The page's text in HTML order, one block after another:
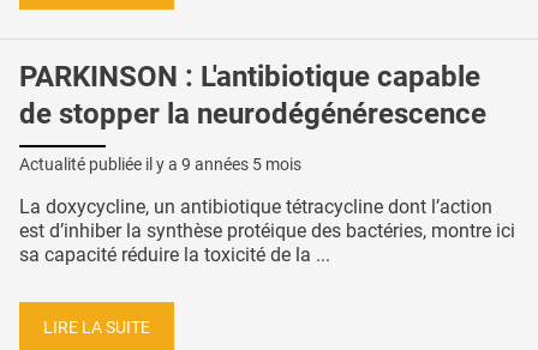
PARKINSON : L'antibiotique capable
de stopper la neurodégénérescence
Actualité publiée il y a 9 années 5 mois
La doxycycline, un antibiotique tétracycline dont l’action
est d’inhiber la synthèse protéique des bactéries, montre ici
sa capacité réduire la toxicité de la ...
LIRE LA SUITE